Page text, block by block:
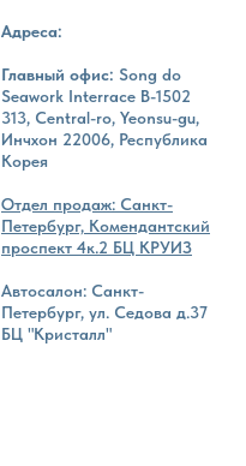
Адреса:
Главный офис: Song do
Seawork Interrace B-1502
313, Central-ro, Yeonsu-gu,
Инчхон 22006, Республика
Корея
Отдел продаж: Санкт-
Петербург, Комендантский
проспект 4к.2 БЦ КРУИЗ
Автосалон: Санкт-
Петербург, ул. Седова д.37
БЦ "Кристалл"